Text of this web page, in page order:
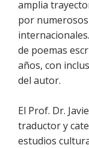
amplia
por
de poemas
años, con
del autor.
El Prof. Dr.
traductor y
estudios